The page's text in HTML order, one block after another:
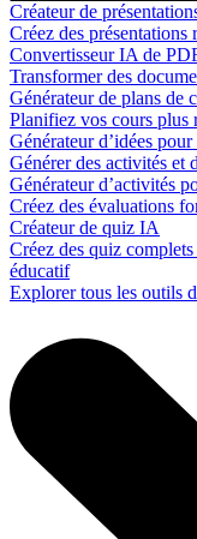
Créateur de
Créez des
Convertisseur IA de
Transformer des
Générateur de plans de
Planifiez vos cours plus
Générateur d’idées
Générer des activités et
Générateur d’activités
Créez des évaluations
Créateur de quiz IA
Créez des quiz
éducatif
Explorer tous les outils